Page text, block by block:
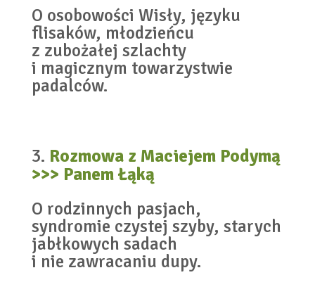
O osobowości Wisły, języku
flisaków, młodzieńcu
z zubożałej szlachty
i magicznym towarzystwie
padalców.
Rozmowa z Maciejem Podymą
>>> Panem Łąką
O rodzinnych pasjach,
syndromie czystej szyby, starych
jabłkowych sadach
i nie zawracaniu dupy.